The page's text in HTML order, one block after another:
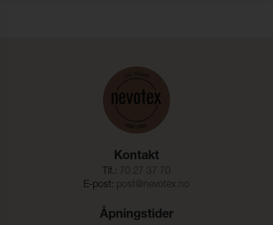
Kontakt
Tlf.: 70 27 37 70
E-post: post@nevotex.no
Åpningstider